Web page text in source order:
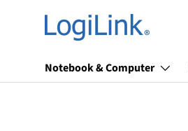
Direkt zum Inhalt
Notebook & Computer